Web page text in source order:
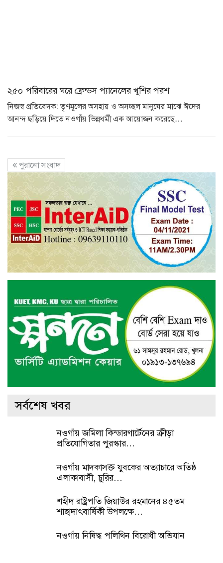
২৫০ পরিবারের ঘরে ফ্রেন্ডস প্যানেলের খুশির পরশ
নিজস্ব প্রতিবেদক: তৃণমূলের অসহায় ও অসচ্ছল মানুষের মাঝে ঈদের
আনন্দ ছড়িয়ে দিতে নওগাঁয় ভিন্নধর্মী এক আয়োজন করেছে…
পুরানো সংবাদ
সর্বশেষ খবর
নওগাঁয় জমিলা কিন্ডারগার্টেনের ক্রীড়া
প্রতিযোগিতার পুরস্কার…
নওগাঁয় মাদকাসক্ত যুবকের অত্যাচারে অতিষ্ঠ
এলাকাবাসী, চুরির…
শহীদ রাষ্ট্রপতি জিয়াউর রহমানের ৪৫তম
শাহাদাৎবার্ষিকী উপলক্ষে…
নওগাঁয় নিষিদ্ধ পলিথিন বিরোধী অভিযান